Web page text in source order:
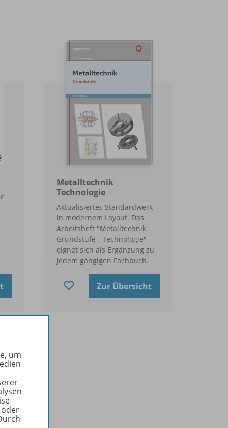
Metalltechnik
Technologie
Aktualisiertes Standardwerk
in modernem Layout. Das
Arbeitsheft "Metalltechnik
Grundstufe - Technologie"
eignet sich als Ergänzung zu
jedem gängigen Fachbuch.
Zur Übersicht
um